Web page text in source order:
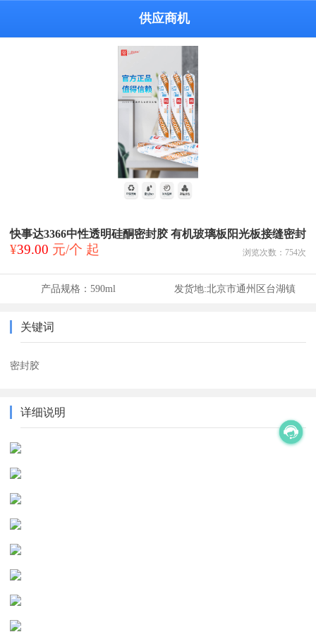
供应商机
快事达3366中性透明硅酮密封胶 有机玻璃板阳光板接缝密封
¥39.00 元/个 起 浏览次数： 754次
产品规格： 590ml 发货地:北京市通州区台湖镇
关键词
密封胶
详细说明